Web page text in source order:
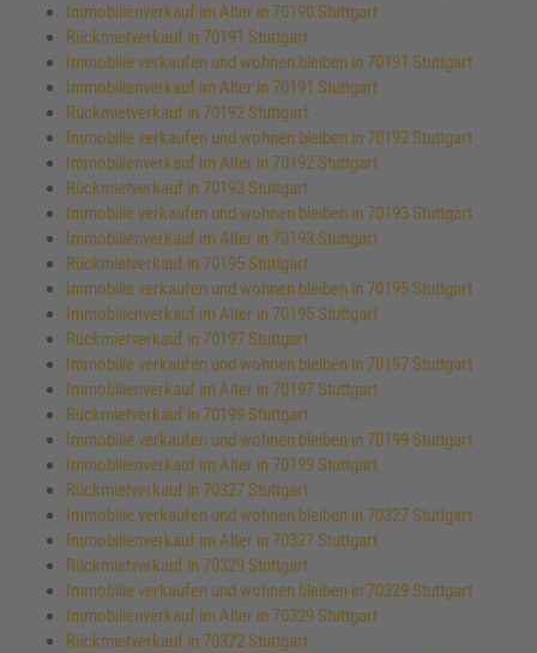
Immobilienverkauf im Alter in 70190 Stuttgart
Rückmietverkauf in 70191 Stuttgart
Immobilie verkaufen und wohnen bleiben in 70191 Stuttgart
Immobilienverkauf im Alter in 70191 Stuttgart
Rückmietverkauf in 70192 Stuttgart
Immobilie verkaufen und wohnen bleiben in 70192 Stuttgart
Immobilienverkauf im Alter in 70192 Stuttgart
Rückmietverkauf in 70193 Stuttgart
Immobilie verkaufen und wohnen bleiben in 70193 Stuttgart
Immobilienverkauf im Alter in 70193 Stuttgart
Rückmietverkauf in 70195 Stuttgart
Immobilie verkaufen und wohnen bleiben in 70195 Stuttgart
Immobilienverkauf im Alter in 70195 Stuttgart
Rückmietverkauf in 70197 Stuttgart
Immobilie verkaufen und wohnen bleiben in 70197 Stuttgart
Immobilienverkauf im Alter in 70197 Stuttgart
Rückmietverkauf in 70199 Stuttgart
Immobilie verkaufen und wohnen bleiben in 70199 Stuttgart
Immobilienverkauf im Alter in 70199 Stuttgart
Rückmietverkauf in 70327 Stuttgart
Immobilie verkaufen und wohnen bleiben in 70327 Stuttgart
Immobilienverkauf im Alter in 70327 Stuttgart
Rückmietverkauf in 70329 Stuttgart
Immobilie verkaufen und wohnen bleiben in 70329 Stuttgart
Immobilienverkauf im Alter in 70329 Stuttgart
Rückmietverkauf in 70372 Stuttgart